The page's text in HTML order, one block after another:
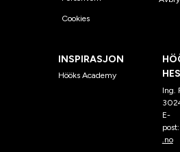
Cookies
INSPIRASJON
Hööks Academy
Ing.
E-
post:
.no